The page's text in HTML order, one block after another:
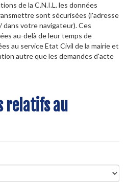
de la C.N.I.L. les données
sont sécurisées (l'adresse
votre navigateur). Ces
au-delà de leur temps de
au service Etat Civil de la mairie et
autre que les demandes d'acte
relatifs au